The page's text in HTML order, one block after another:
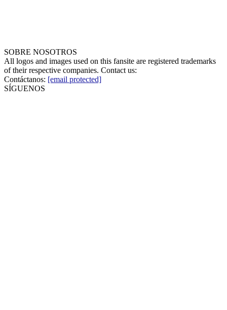
SOBRE NOSOTROS
All logos and images used on this fansite are registered trademarks
of their respective companies. Contact us:
Contáctanos: [email protected]
SÍGUENOS